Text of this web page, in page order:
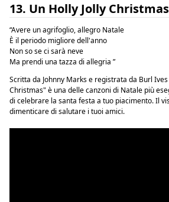
13. Un Holly Jolly Christmas
“Avere un agrifoglio, allegro Natale
È il periodo migliore dell'anno
Non so se ci sarà neve
Ma prendi una tazza di allegria ”
Scritta da Johnny Marks e registrata da Burl
Christmas" è una delle canzoni di Natale più
di celebrare la santa festa a tuo piacimento. Il
dimenticare di salutare i tuoi amici.